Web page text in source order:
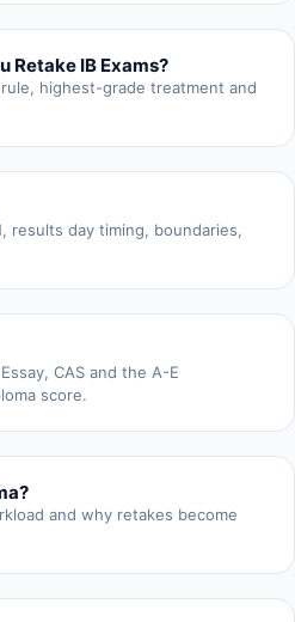
Retake IB Exams?
highest-grade treatment and
results day timing, boundaries,
CAS and the A-E
score.
and why retakes become